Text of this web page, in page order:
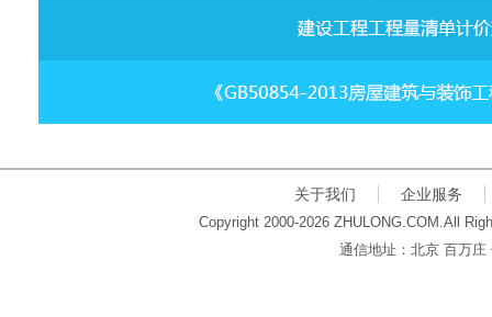
关于我们 企业服务
Copyright 2000-2026 ZHULONG.COM.All
通信地址：北京 百万